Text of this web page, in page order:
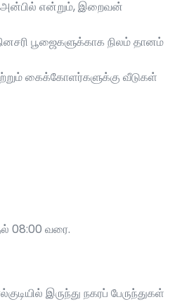
அன்பில் என்றும், இறைவன்
பூஜைகளுக்காக நிலம் தானம்
கைக்கோளர்களுக்கு வீடுகள்
08:00 வரை.
இருந்து நகரப் பேருந்துகள்